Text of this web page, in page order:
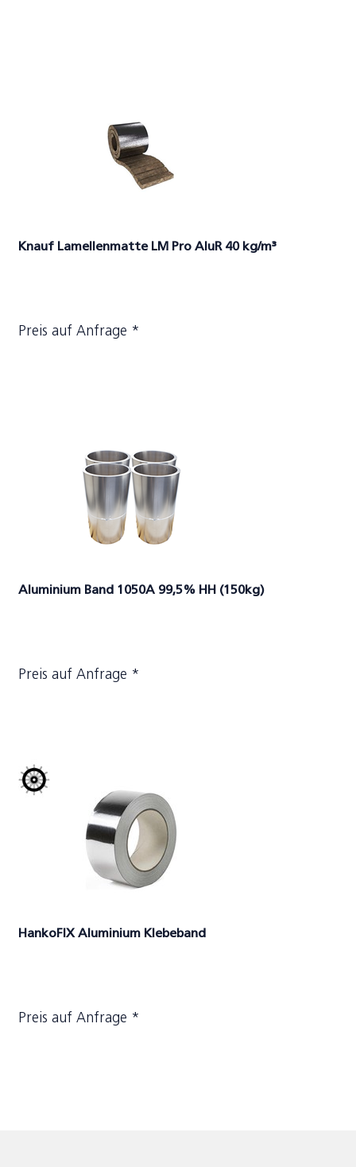
Knauf Lamellenmatte LM Pro AluR 40 kg/m³
Preis auf Anfrage *
Aluminium Band 1050A 99,5% HH (150kg)
Preis auf Anfrage *
HankoFIX Aluminium Klebeband
Preis auf Anfrage *